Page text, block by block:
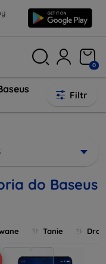
0
Filtr
do Baseus
Tanie